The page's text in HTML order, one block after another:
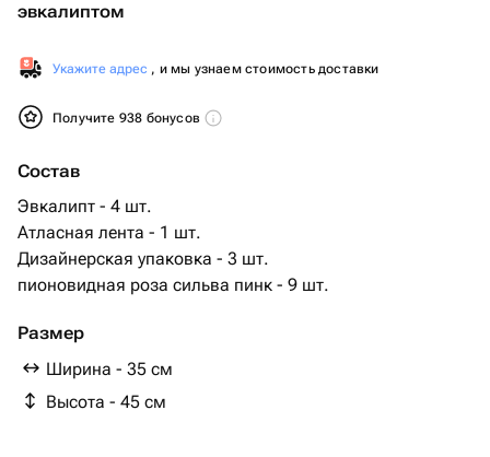
эвкалиптом
Укажите адрес , и мы узнаем стоимость доставки
Получите 938 бонусов
Состав
Эвкалипт - 4 шт.
Атласная лента - 1 шт.
Дизайнерская упаковка - 3 шт.
пионовидная роза сильва пинк - 9 шт.
Размер
Ширина - 35 см
Высота - 45 см